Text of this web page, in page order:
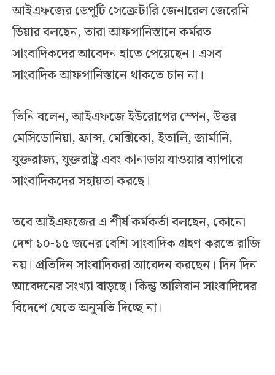
আইএফজের ডেপুটি সেক্রেটারি জেনারেল জেরেমি
ডিয়ার বলছেন, তারা আফগানিস্তানে কর্মরত
সাংবাদিকদের আবেদন হাতে পেয়েছেন। এসব
সাংবাদিক আফগানিস্তানে থাকতে চান না।
তিনি বলেন, আইএফজে ইউরোপের স্পেন, উত্তর
মেসিডোনিয়া, ফ্রান্স, মেক্সিকো, ইতালি, জার্মানি,
যুক্তরাজ্য, যুক্তরাষ্ট্র এবং কানাডায় যাওয়ার ব্যাপারে
সাংবাদিকদের সহায়তা করছে।
তবে আইএফজের এ শীর্ষ কর্মকর্তা বলছেন, কোনো
দেশ ১০-১৫ জনের বেশি সাংবাদিক গ্রহণ করতে রাজি
নয়। প্রতিদিন সাংবাদিকরা আবেদন করছেন। দিন দিন
আবেদনের সংখ্যা বাড়ছে। কিন্তু তালিবান সাংবাদিদের
বিদেশে যেতে অনুমতি দিচ্ছে না।